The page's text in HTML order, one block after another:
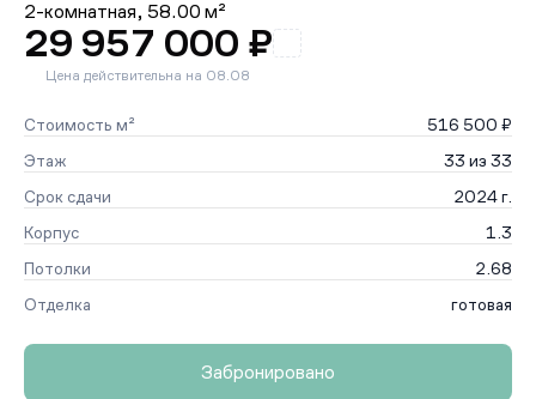
2-комнатная, 58.00 м²
29 957 000 ₽
Цена действительна на 08.08
Стоимость м²
516 500 ₽
Этаж
33 из 33
Срок сдачи
2024 г.
Корпус
1.3
Потолки
2.68
Отделка
готовая
Забронировано